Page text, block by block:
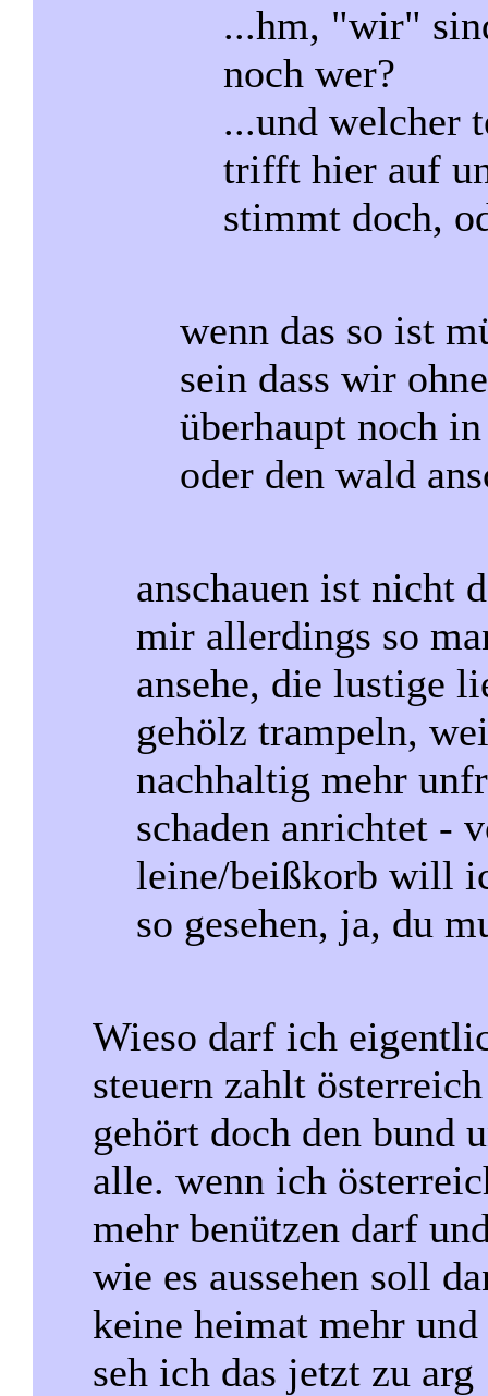
...hm, "wir"
noch wer?
...und welcher
trifft hier auf
stimmt doch,
wenn das so ist
sein dass wir
überhaupt noch
oder den wald
anschauen ist nicht
mir allerdings so
ansehe, die lustige
gehölz trampeln,
nachhaltig mehr
schaden anrichtet -
leine/beißkorb will
so gesehen, ja, du
Wieso darf ich
steuern zahlt
gehört doch den bund
alle. wenn ich
mehr benützen darf
wie es aussehen soll
keine heimat mehr
seh ich das jetzt zu arg